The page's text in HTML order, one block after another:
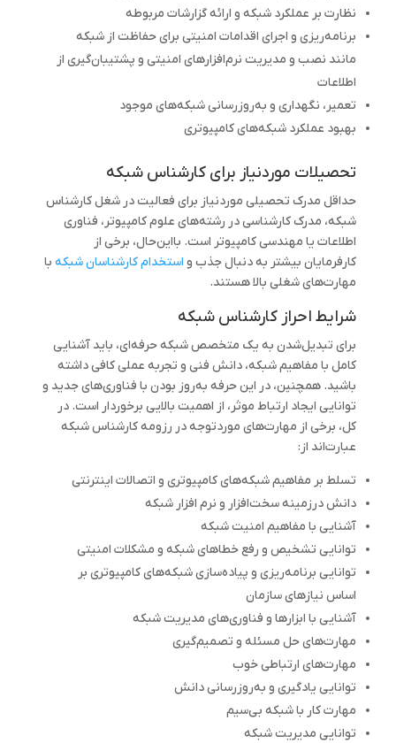
نظارت بر عملکرد شبکه و ارائه گزارشات مربوطه
برنامه‌ریزی و اجرای اقدامات امنیتی برای حفاظت از شبکه
مانند نصب و مدیریت نرم‌افزارهای امنیتی و پشتیبان‌گیری از
اطلاعات
تعمیر، نگهداری و به‌روزرسانی شبکه‌های موجود
بهبود عملکرد شبکه‌های کامپیوتری
تحصیلات موردنیاز برای کارشناس شبکه
حداقل مدرک تحصیلی موردنیاز برای فعالیت در شغل کارشناس
شبکه، مدرک کارشناسی در رشته‌های علوم کامپیوتر، فناوری
اطلاعات یا مهندسی کامپیوتر است. بااین‌حال، برخی از
کارفرمایان بیشتر به دنبال جذب و استخدام کارشناسان شبکهبا
مهارت‌های شغلی بالا هستند.
شرایط احراز کارشناس شبکه
برای تبدیل‌شدن به یک متخصص شبکه حرفه‌ای، باید آشنایی
کامل با مفاهیم شبکه، دانش فنی و تجربه عملی کافی داشته
باشید. همچنین، در این حرفه به‌روز بودن با فناوری‌های جدید و
توانایی ایجاد ارتباط موثر، از اهمیت بالایی برخوردار است. در
کل، برخی از مهارت‌های موردتوجه در رزومه کارشناس شبکه
عبارت‌اند از:
تسلط بر مفاهیم شبکه‌های کامپیوتری و اتصالات اینترنتی
دانش درزمینه سخت‌افزار و نرم ‌افزار شبکه
آشنایی با مفاهیم امنیت شبکه
توانایی تشخیص و رفع خطاهای شبکه و مشکلات امنیتی
توانایی برنامه‌ریزی و پیاده‌سازی شبکه‌های کامپیوتری بر
اساس نیازهای سازمان
آشنایی با ابزارها و فناوری‌های مدیریت شبکه
مهارت‌های حل مسئله و تصمیم‌گیری
مهارت‌های ارتباطی خوب
توانایی یادگیری و به‌روزرسانی دانش
مهارت‌ کار با شبکه بی‌سیم
توانایی مدیریت شبکه